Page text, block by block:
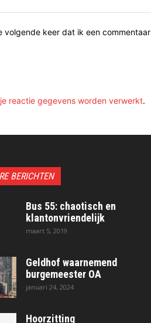
volgende keer dat ik een commentaar
reactie gegevens worden verwerkt.
BERICHTEN
Bus 55: chaotisch en
klantonvriendelijk
maart 5, 2019
Geldhof waarnemend
burgemeester OA
januari 24, 2024
Hoorzitting